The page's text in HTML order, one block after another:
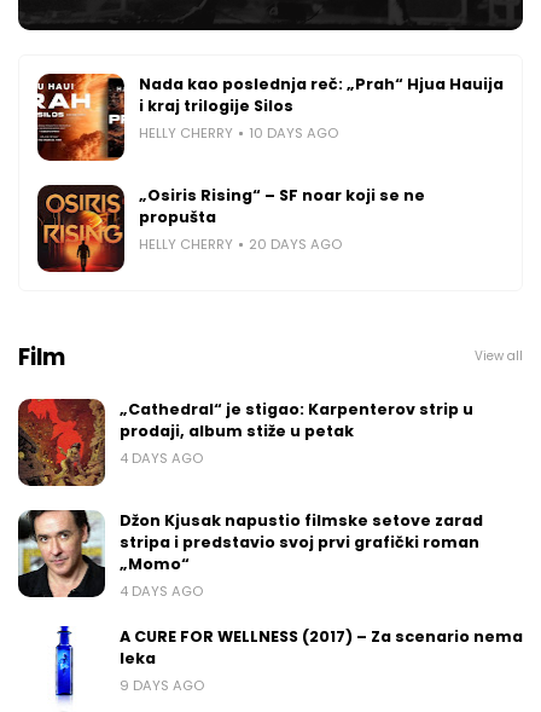
Nada kao poslednja reč: „Prah“ Hjua Hauija
i kraj trilogije Silos
HELLY CHERRY 10 DAYS AGO
„Osiris Rising“ – SF noar koji se ne
propušta
HELLY CHERRY 20 DAYS AGO
Film View all
„Cathedral“ je stigao: Karpenterov strip u
prodaji, album stiže u petak
4 DAYS AGO
Džon Kjusak napustio filmske setove zarad
stripa i predstavio svoj prvi grafički roman
„Momo“
4 DAYS AGO
A CURE FOR WELLNESS (2017) – Za scenario nema
leka
9 DAYS AGO